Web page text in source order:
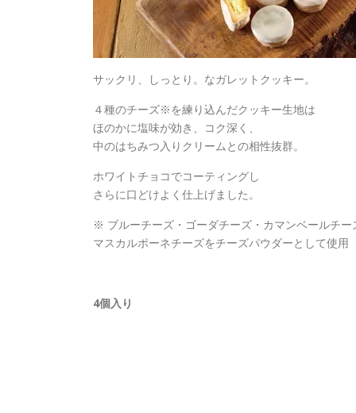
サックリ、しっとり。なガレットクッキー。
４種のチーズ※を練り込んだクッキー生地は
ほのかに塩味が効き、コク深く、
中のはちみつ入りクリームとの相性抜群。
ホワイトチョコでコーティングし
さらに口どけよく仕上げました。
※ ブルーチーズ・ゴーダチーズ・カマンベールチー
マスカルポーネチーズをチーズパウダーとして使用
4個入り